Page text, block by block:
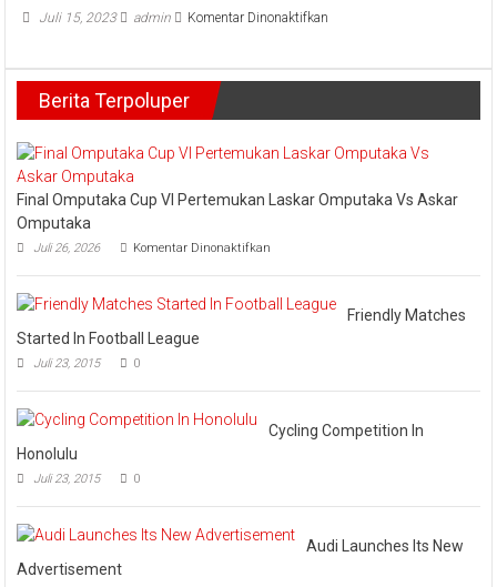
Tabligh
Camat
Juli 15, 2023 admin Komentar Dinonaktifkan
Saputra
Pengurus
Berita Terpoluper
Final Omputaka Cup VI Pertemukan Laskar Omputaka Vs Askar
Omputaka
Juli 26, 2026 Komentar Dinonaktifkan
Omputaka
Cup
VI
Friendly Matches
Started In Football League
Juli 23, 2015 0
Cycling Competition In
Honolulu
Juli 23, 2015 0
Audi Launches Its New
Advertisement